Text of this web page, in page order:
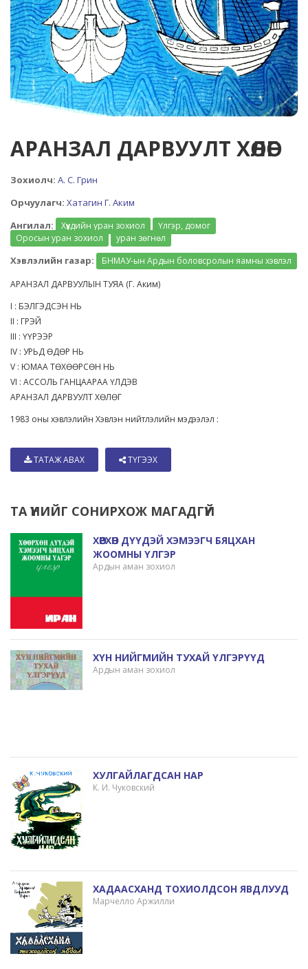
АРАНЗАЛ ДАРВУУЛТ ХӨЛӨГ
Зохиолч: А. С. Грин
Орчуулагч: Хатагин Г. Аким
Ангилал:
Хүүхдийн уран зохиол
Үлгэр, домог
Оросын уран зохиол
уран зөгнөл
Хэвлэлийн газар:
БНМАУ-ын Ардын боловсролын яамны хэвлэл
АРАНЗАЛ ДАРВУУЛЫН ТУЯА (Г. Аким)
I : БЭЛГЭДСЭН НЬ
II : ГРЭЙ
III : ҮҮРЭЭР
IV : УРЬД ӨДӨР НЬ
V : ЮМАА ТӨХӨӨРСӨН НЬ
VI : АССОЛЬ ГАНЦААРАА ҮЛДЭВ
АРАНЗАЛ ДАРВУУЛТ ХӨЛӨГ
1983 оны хэвлэлийн Хэвлэн нийтлэлийн мэдээлэл :
ТАТАЖ АВАХ ТҮГЭЭХ
ТА ҮҮНИЙГ СОНИРХОЖ МАГАДГҮЙ
ХӨӨРХӨН ДҮҮДЭЙ ХЭМЭЭГЧ БЯЦХАН
ЖООМНЫ ҮЛГЭР
Ардын аман зохиол
ХҮН НИЙГМИЙН ТУХАЙ ҮЛГЭРҮҮД
Ардын аман зохиол
ХУЛГАЙЛАГДСАН НАР
К. И. Чуковский
ХАДААСХАНД ТОХИОЛДСОН ЯВДЛУУД
Марчелло Аржилли